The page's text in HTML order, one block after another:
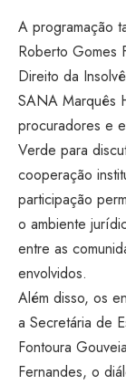
A programação
Roberto Gomes
Direito da
SANA Marquês
procuradores e
Verde para
cooperação
participação
o ambiente
entre as
envolvidos.
Além disso, os
a Secretária de
Fontoura
Fernandes, o